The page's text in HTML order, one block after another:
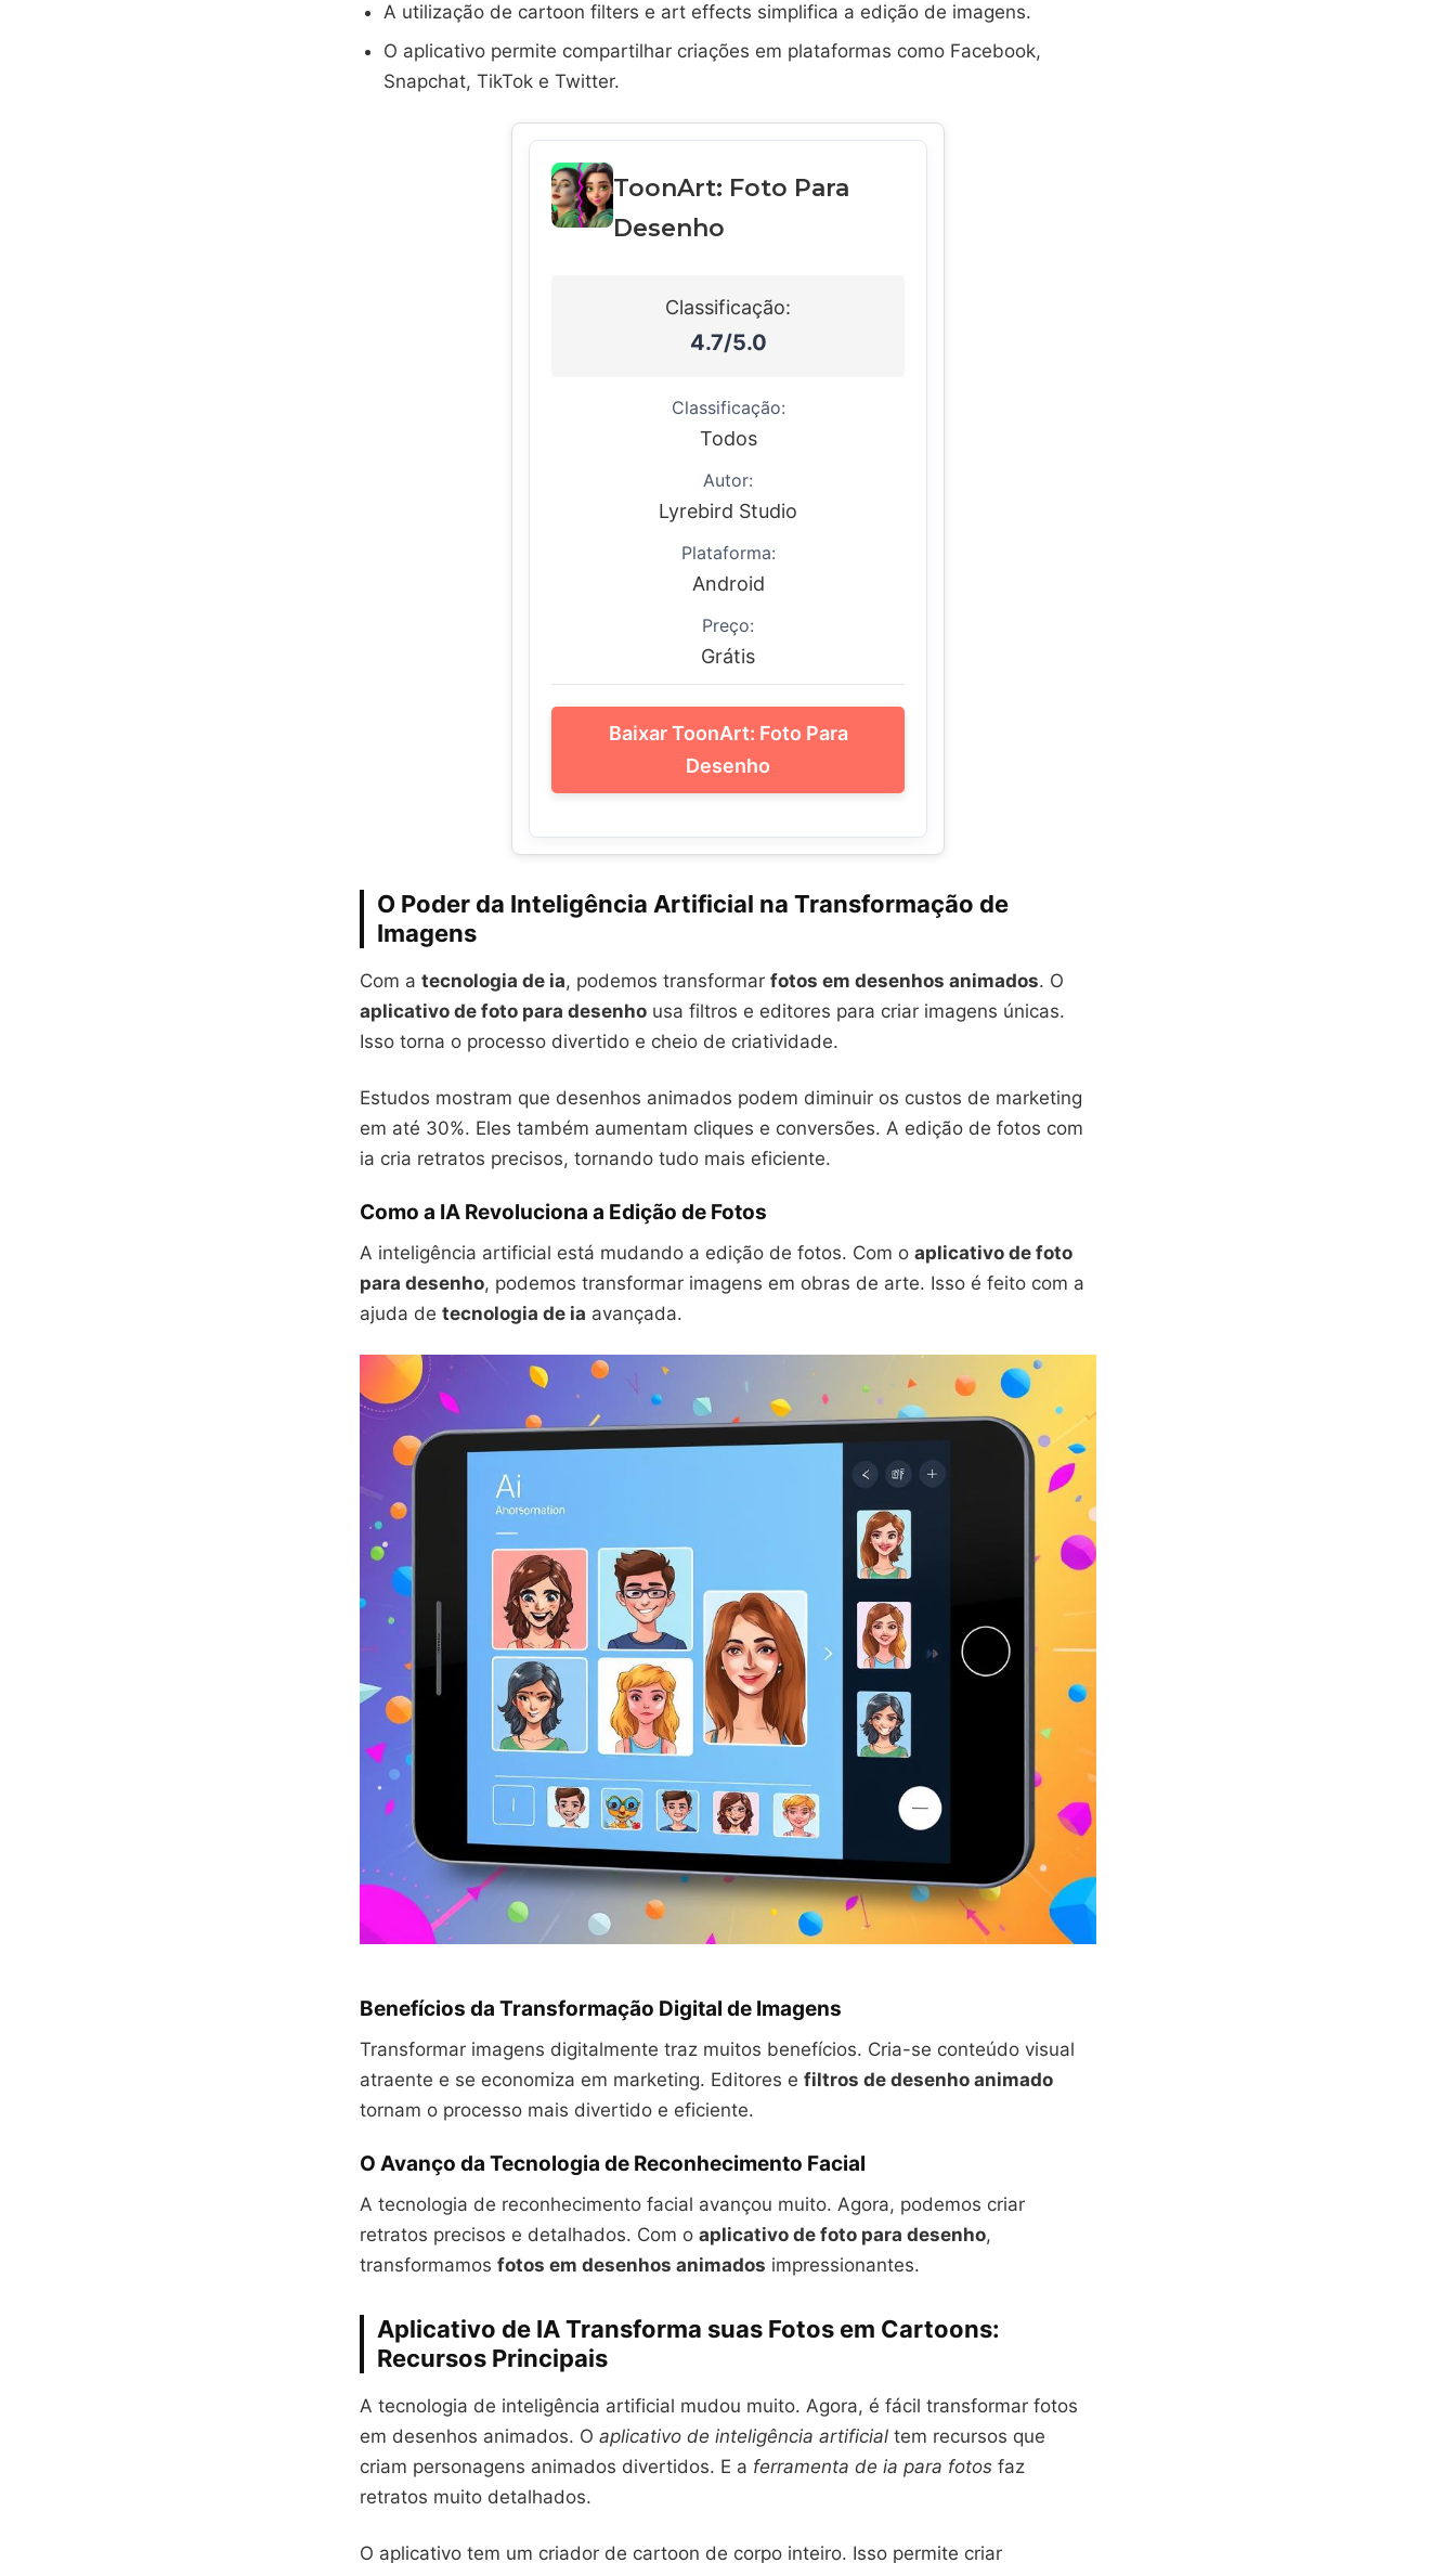
A utilização de cartoon filters e art effects simplifica a edição de imagens.
O aplicativo permite compartilhar criações em plataformas como Facebook,
Snapchat, TikTok e Twitter.
ToonArt: Foto Para
Desenho
Classificação:
4.7/5.0
Classificação:
Todos
Autor:
Lyrebird Studio
Plataforma:
Android
Preço:
Grátis
Baixar ToonArt: Foto Para
Desenho
O Poder da Inteligência Artificial na Transformação de
Imagens
Com a tecnologia de ia, podemos transformar fotos em desenhos animados. O
aplicativo de foto para desenho usa filtros e editores para criar imagens únicas.
Isso torna o processo divertido e cheio de criatividade.
Estudos mostram que desenhos animados podem diminuir os custos de marketing
em até 30%. Eles também aumentam cliques e conversões. A edição de fotos com
ia cria retratos precisos, tornando tudo mais eficiente.
Como a IA Revoluciona a Edição de Fotos
A inteligência artificial está mudando a edição de fotos. Com o aplicativo de foto
para desenho, podemos transformar imagens em obras de arte. Isso é feito com a
ajuda de tecnologia de ia avançada.
Benefícios da Transformação Digital de Imagens
Transformar imagens digitalmente traz muitos benefícios. Cria-se conteúdo visual
atraente e se economiza em marketing. Editores e filtros de desenho animado
tornam o processo mais divertido e eficiente.
O Avanço da Tecnologia de Reconhecimento Facial
A tecnologia de reconhecimento facial avançou muito. Agora, podemos criar
retratos precisos e detalhados. Com o aplicativo de foto para desenho,
transformamos fotos em desenhos animados impressionantes.
Aplicativo de IA Transforma suas Fotos em Cartoons:
Recursos Principais
A tecnologia de inteligência artificial mudou muito. Agora, é fácil transformar fotos
em desenhos animados. O aplicativo de inteligência artificial tem recursos que
criam personagens animados divertidos. E a ferramenta de ia para fotos faz
retratos muito detalhados.
O aplicativo tem um criador de cartoon de corpo inteiro. Isso permite criar